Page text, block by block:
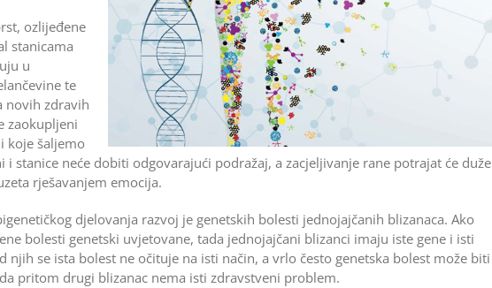
ozlijeđene
stanicama
u
te
novih zdravih
zaokupljeni
koje šaljemo
i stanice neće dobiti odgovarajući podražaj, a zacjeljivanje rane potrajat će duže
rješavanjem emocija.
djelovanja razvoj je genetskih bolesti jednojajčanih blizanaca. Ako
bolesti genetski uvjetovane, tada jednojajčani blizanci imaju iste gene i isti
njih se ista bolest ne očituje na isti način, a vrlo često genetska bolest može biti
pritom drugi blizanac nema isti zdravstveni problem.